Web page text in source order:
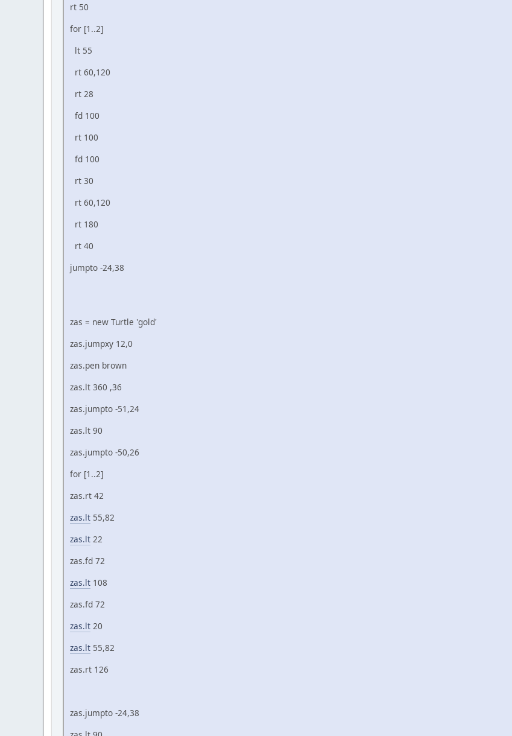
rt 50
for [1..2]
lt 55
rt 60,120
rt 28
fd 100
rt 100
fd 100
rt 30
rt 60,120
rt 180
rt 40
jumpto -24,38
zas = new Turtle 'gold'
zas.jumpxy 12,0
zas.pen brown
zas.lt 360 ,36
zas.jumpto -51,24
zas.lt 90
zas.jumpto -50,26
for [1..2]
zas.rt 42
zas.lt 55,82
zas.lt 22
zas.fd 72
zas.lt 108
zas.fd 72
zas.lt 20
zas.lt 55,82
zas.rt 126
zas.jumpto -24,38